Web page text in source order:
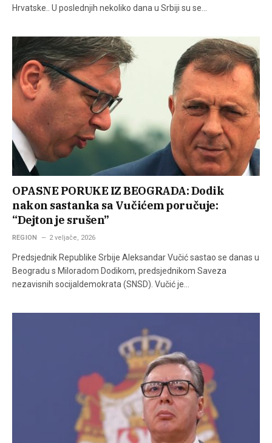
Hrvatske.. U poslednjih nekoliko dana u Srbiji su se…
OPASNE PORUKE IZ BEOGRADA: Dodik
nakon sastanka sa Vučićem poručuje:
“Dejton je srušen”
REGION 2 veljače, 2026
Predsjednik Republike Srbije Aleksandar Vučić sastao se danas u
Beogradu s Miloradom Dodikom, predsjednikom Saveza
nezavisnih socijaldemokrata (SNSD). Vučić je…